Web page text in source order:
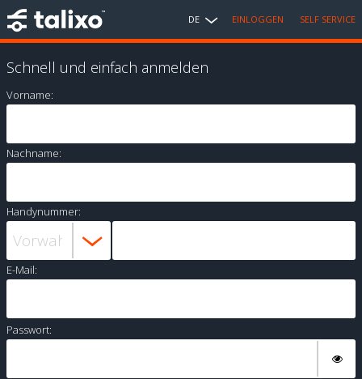
DE EINLOGGEN SELF SERVICE
Schnell und einfach anmelden
Vorname:
Nachname:
Handynummer:
E-Mail:
Passwort: